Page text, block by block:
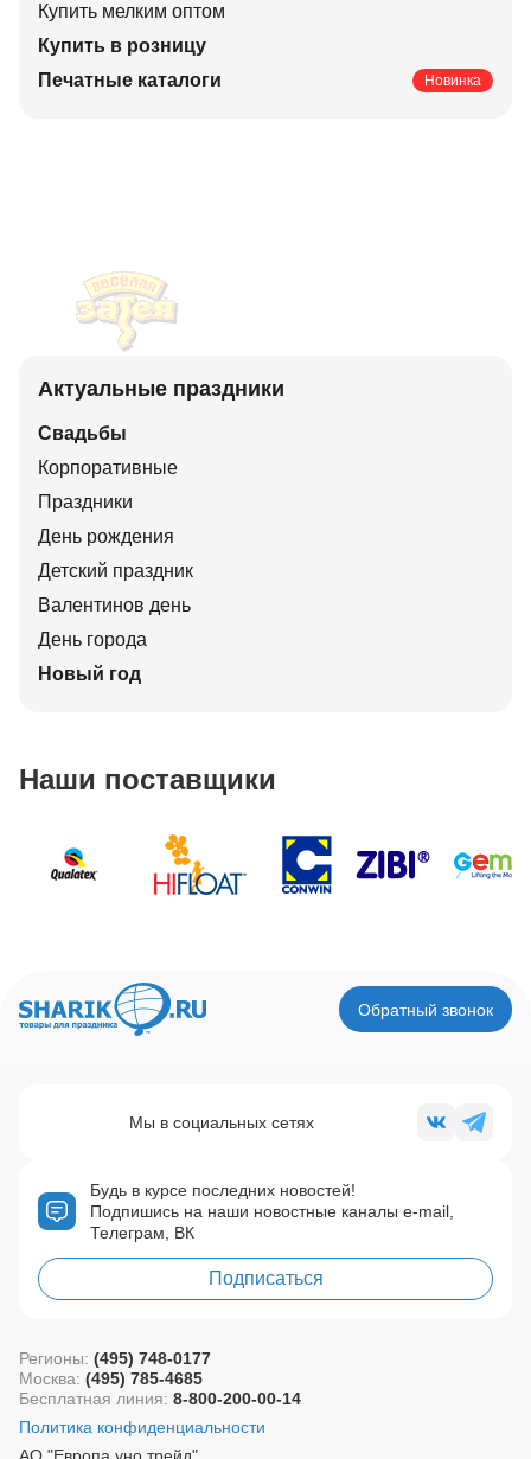
Купить мелким оптом
Купить в розницу
Печатные каталоги
Новинка
Актуальные праздники
Свадьбы
Корпоративные
Праздники
День рождения
Детский праздник
Валентинов день
День города
Новый год
Наши поставщики
Обратный звонок
Будь в курсе последних новостей!
Подпишись на наши новостные каналы e-mail,
Телеграм, ВК
Подписаться
Мы в социальных сетях
Регионы: (495) 748-0177
Москва: (495) 785-4685
Бесплатная линия: 8-800-200-00-14
Политика конфиденциальности